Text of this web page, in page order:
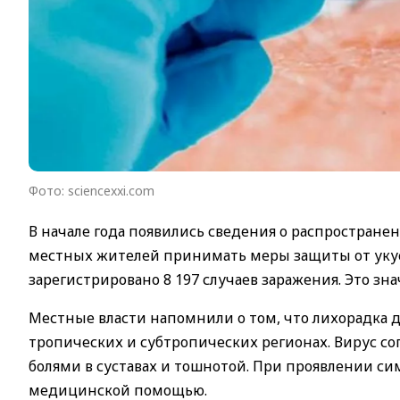
Фото: sciencexxi.com
В начале года появились сведения о
местных жителей принимать меры защиты от
зарегистрировано 8 197 случаев заражения. Это
Местные власти напомнили о том, что лихорадка
тропических и субтропических регионах. Вирус
болями в суставах и тошнотой. При проявлении
медицинской помощью.